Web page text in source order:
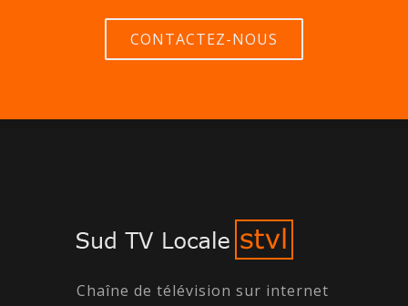
CONTACTEZ-NOUS
Chaîne de télévision sur internet